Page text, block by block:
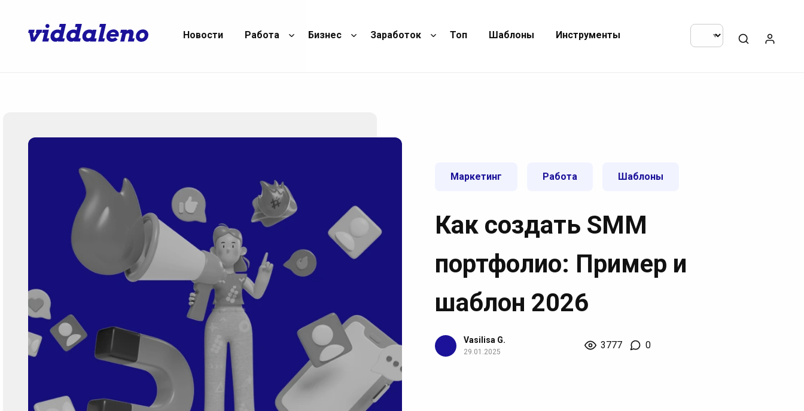
Новости Работа Бизнес Заработок Топ Шаблоны Инструменты
Маркетинг Работа Шаблоны
Как создать SMM
портфолио: Пример и
шаблон 2026
Vasilisa G.
29.01.2025
3777 0